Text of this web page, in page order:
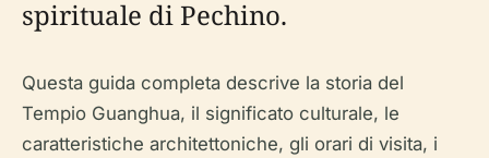
spirituale di Pechino.
Questa guida completa descrive la storia del
Tempio Guanghua, il significato culturale, le
caratteristiche architettoniche, gli orari di visita, i